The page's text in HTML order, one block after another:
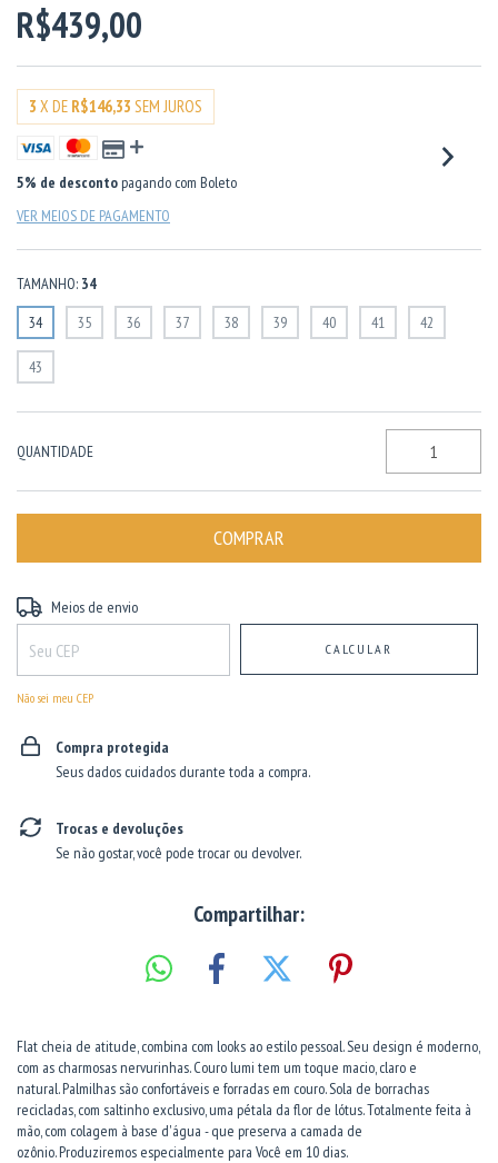
R$439,00
3 X DE R$146,33 SEM JUROS
5% de descontopagando com Boleto
VER MEIOS DE PAGAMENTO
TAMANHO: 34
34
35 36 37 38 39 40 41 42
43
QUANTIDADE
Entregas para o CEP:
Meios de envio
CALCULAR
Não sei meu CEP
Compra protegida
Seus dados cuidados durante toda a compra.
Trocas e devoluções
Se não gostar, você pode trocar ou devolver.
Compartilhar:
Flat cheia de atitude, combina com looks ao estilo pessoal. Seu design é moderno,
com as charmosas nervurinhas. Couro lumi tem um toque macio, claro e
natural. Palmilhas são confortáveis e forradas em couro. Sola de borrachas
recicladas, com saltinho exclusivo, uma pétala da flor de lótus. Totalmente feita à
mão, com colagem à base d'água - que preserva a camada de
ozônio. Produziremos especialmente para Você em 10 dias.